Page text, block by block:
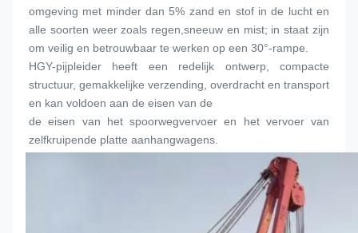
omgeving met minder dan 5% zand en stof in de lucht en
alle soorten weer zoals regen,sneeuw en mist; in staat zijn
om veilig en betrouwbaar te werken op een 30°-rampe.
HGY-pijpleider heeft een redelijk ontwerp, compacte
structuur, gemakkelijke verzending, overdracht en transport
en kan voldoen aan de eisen van de
de eisen van het spoorwegvervoer en het vervoer van
zelfkruipende platte aanhangwagens.